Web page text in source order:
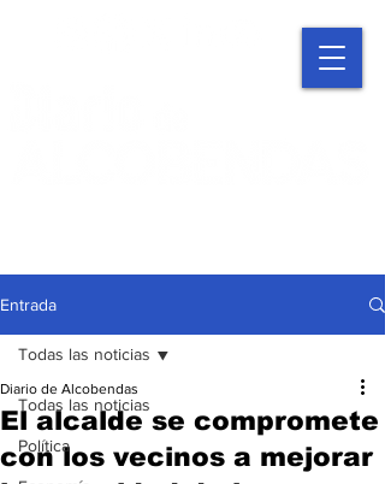
Entrada
Todas las noticias
Política
Todas las noticias
El alcalde se compromete
con los vecinos a mejorar
Diario de Alcobendas